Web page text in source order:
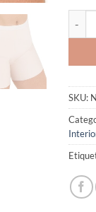
SKU: